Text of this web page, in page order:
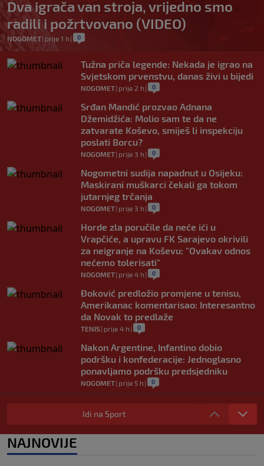
Dva igrača van stroja, vrijedno smo
radili i požrtvovano (VIDEO)
NOGOMET| prije 1 h | 0
Tužna priča legende: Nekada je igrao na
Svjetskom prvenstvu, danas živi u bijedi
NOGOMET| prije 2 h | 0
Srđan Mandić prozvao Adnana
Džemidžića: Molio sam te da ne
zatvarate Koševo, smiješ li inspekciju
poslati Borcu?
NOGOMET| prije 3 h | 0
Nogometni sudija napadnut u Osijeku:
Maskirani muškarci čekali ga tokom
jutarnjeg trčanja
NOGOMET| prije 3 h | 0
Horde zla poručile da neće ići u
Vrapčiće, a upravu FK Sarajevo okrivili
za neigranje na Koševu: "Ovakav odnos
nećemo tolerisati"
NOGOMET| prije 4 h | 0
Đoković predložio promjene u tenisu,
Amerikanac komentarisao: Interesantno
da Novak to predlaže
TENIS| prije 4 h | 0
Nakon Argentine, Infantino dobio
podršku i konfederacije: Jednoglasno
ponavljamo podršku predsjedniku
NOGOMET| prije 5 h | 0
Tužne vijesti: Preminuo nekadašnji
prvak Jugoslavije
Idi na Sport
NAJNOVIJE